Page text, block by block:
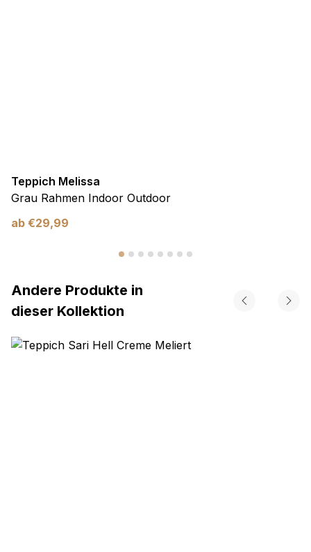
Teppich Melissa
Grau Rahmen Indoor Outdoor
ab €29,99
Andere Produkte in
dieser Kollektion